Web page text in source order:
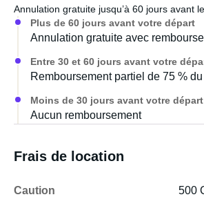
Annulation gratuite jusqu’à 60 jours avant
Plus de 60 jours avant votre départ
Annulation gratuite avec
Entre 30 et 60 jours avant votre
Remboursement partiel de 75 % du
Moins de 30 jours avant votre départ
Aucun remboursement
Frais de location
Caution
500